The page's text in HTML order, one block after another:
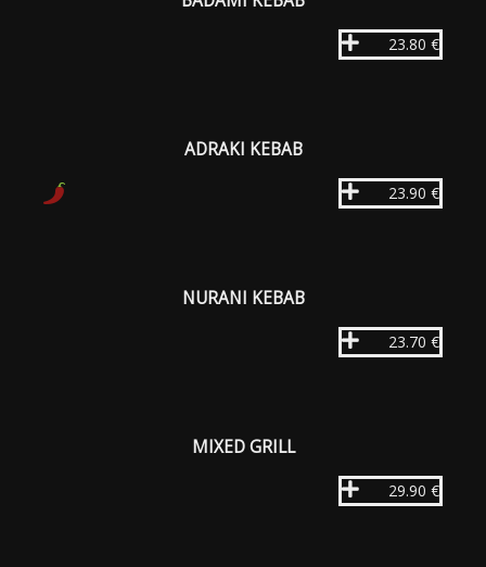
23.80 €
ADRAKI KEBAB
23.90 €
NURANI KEBAB
23.70 €
MIXED GRILL
29.90 €